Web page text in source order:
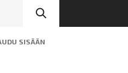
SISÄÄN